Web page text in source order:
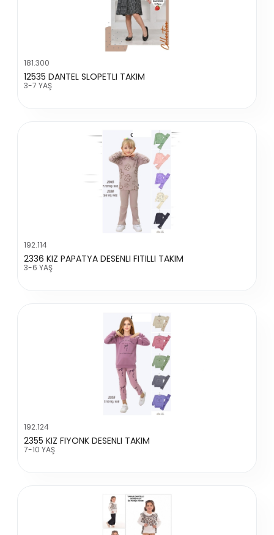
181.300
12535 DANTEL SLOPETLI TAKIM
3-7 YAŞ
192.114
2336 KIZ PAPATYA DESENLI FITILLI TAKIM
3-6 YAŞ
192.124
2355 KIZ FIYONK DESENLI TAKIM
7-10 YAŞ